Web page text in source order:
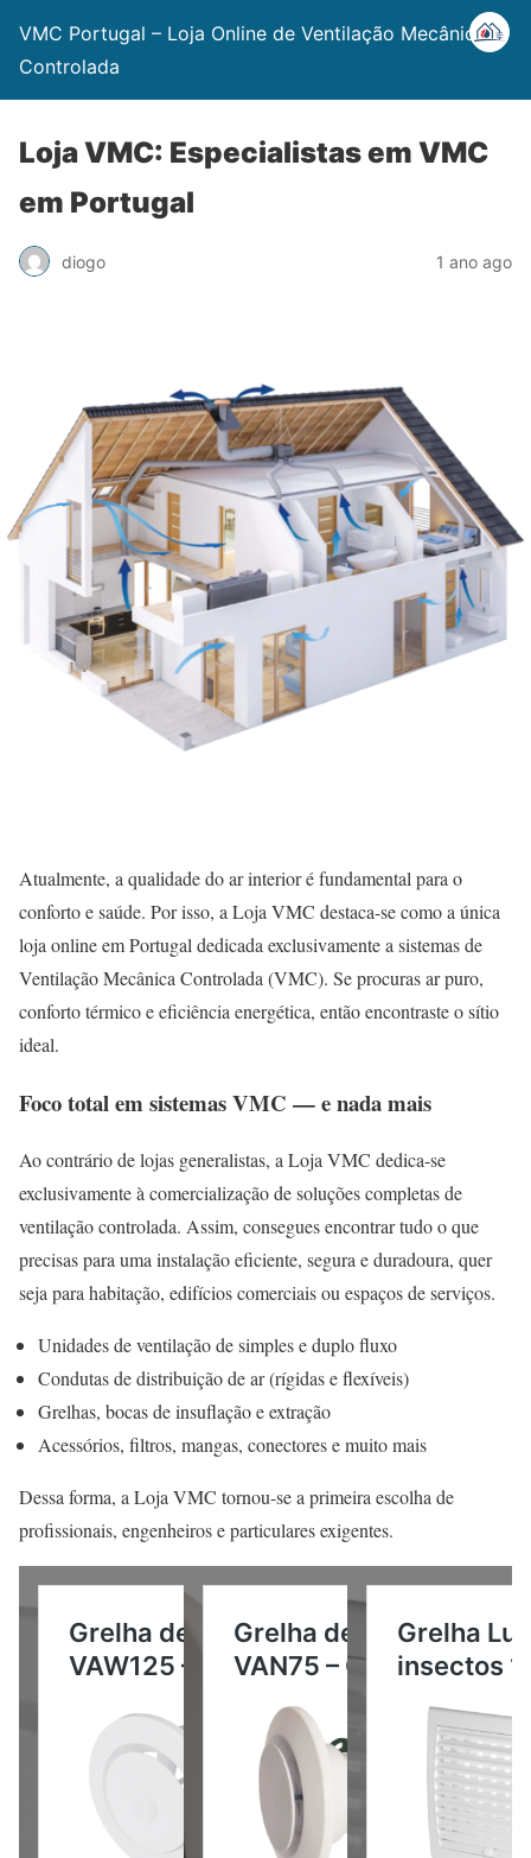
VMC Portugal – Loja Online de Ventilação Mecânica
Controlada
Loja VMC: Especialistas em VMC
em Portugal
diogo 1 ano ago
Atualmente, a qualidade do ar interior é fundamental para o
conforto e saúde. Por isso, a Loja VMC destaca-se como a única
loja online em Portugal dedicada exclusivamente a sistemas de
Ventilação Mecânica Controlada (VMC). Se procuras ar puro,
conforto térmico e eficiência energética, então encontraste o sítio
ideal.
Foco total em sistemas VMC — e nada mais
Ao contrário de lojas generalistas, a Loja VMC dedica-se
exclusivamente à comercialização de soluções completas de
ventilação controlada. Assim, consegues encontrar tudo o que
precisas para uma instalação eficiente, segura e duradoura, quer
seja para habitação, edifícios comerciais ou espaços de serviços.
Unidades de ventilação de simples e duplo fluxo
Condutas de distribuição de ar (rígidas e flexíveis)
Grelhas, bocas de insuflação e extração
Acessórios, filtros, mangas, conectores e muito mais
Dessa forma, a Loja VMC tornou-se a primeira escolha de
profissionais, engenheiros e particulares exigentes.